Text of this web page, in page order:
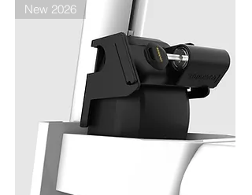
New 2026